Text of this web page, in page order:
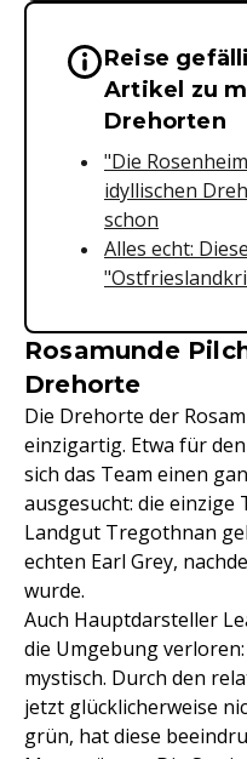
Wichtige
Reise
Artikel zu
Drehorten
"Die
idyllischen
schon
Alles echt:
Rosamunde
Drehorte
Die Drehorte der
einzigartig. Etwa für
sich das Team einen
ausgesucht: die einzige
Landgut Tregothnan
echten Earl Grey,
wurde.
Auch Hauptdarsteller
die Umgebung
mystisch. Durch den
jetzt glücklicherweise
grün, hat diese